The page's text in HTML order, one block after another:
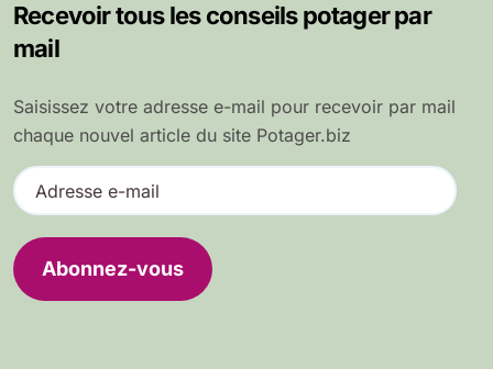
Recevoir tous les conseils potager par
mail
Saisissez votre adresse e-mail pour recevoir par mail
chaque nouvel article du site Potager.biz
A
d
e
s
Abonnez-vous